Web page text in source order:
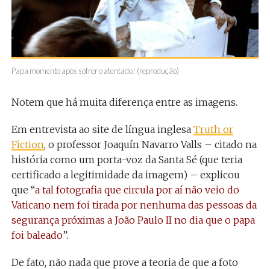
Papa momento após sofrer o atentado! (reprodução)
Notem que há muita diferença entre as imagens.
Em entrevista ao site de língua inglesa Truth or
Fiction, o professor Joaquín Navarro Valls – citado na
história como um porta-voz da Santa Sé (que teria
certificado a legitimidade da imagem) – explicou
que “a tal fotografia que circula por aí não veio do
Vaticano nem foi tirada por nenhuma das pessoas da
segurança próximas a João Paulo II no dia que o papa
foi baleado”.
De fato, não nada que prove a teoria de que a foto